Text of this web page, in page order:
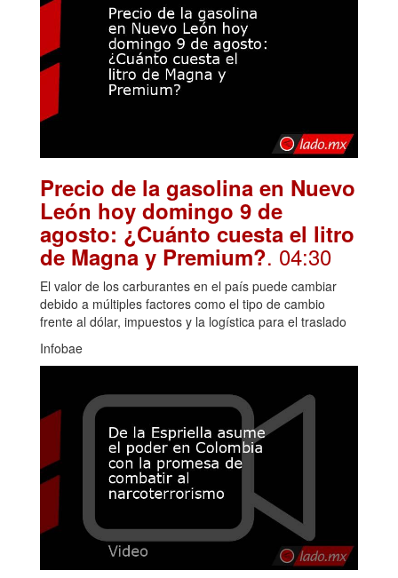
Precio de la gasolina en Nuevo
León hoy domingo 9 de
agosto: ¿Cuánto cuesta el litro
de Magna y Premium?. 04:30
El valor de los carburantes en el país puede cambiar
debido a múltiples factores como el tipo de cambio
frente al dólar, impuestos y la logística para el traslado
Infobae